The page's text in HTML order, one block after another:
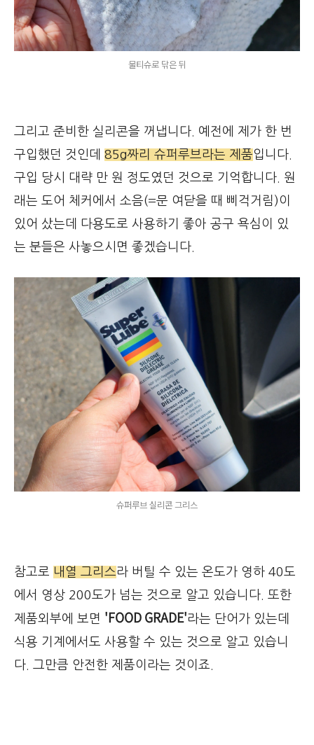
물티슈로 닦은 뒤
그리고 준비한 실리콘을 꺼냅니다. 예전에 제가 한 번
구입했던 것인데 85g짜리 슈퍼루브라는 제품입니다.
구입 당시 대략 만 원 정도였던 것으로 기억합니다. 원
래는 도어 체커에서 소음(=문 여닫을 때 삐걱거림)이
있어 샀는데 다용도로 사용하기 좋아 공구 욕심이 있
는 분들은 사놓으시면 좋겠습니다.
슈퍼루브 실리콘 그리스
참고로 내열 그리스라 버틸 수 있는 온도가 영하 40도
에서 영상 200도가 넘는 것으로 알고 있습니다. 또한
제품외부에 보면 'FOOD GRADE'라는 단어가 있는데
식용 기계에서도 사용할 수 있는 것으로 알고 있습니
다. 그만큼 안전한 제품이라는 것이죠.